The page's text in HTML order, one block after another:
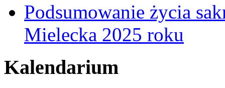
Podsumowanie życia
Mielecka 2025 roku
Kalendarium